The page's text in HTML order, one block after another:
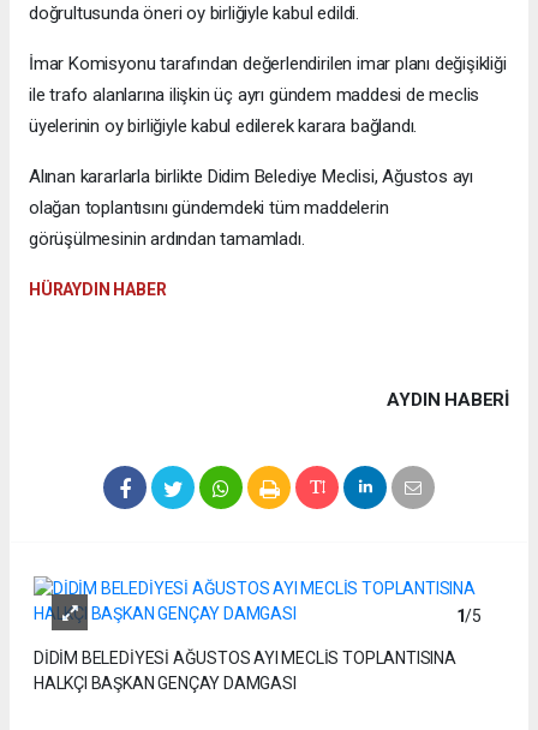
doğrultusunda öneri oy birliğiyle kabul edildi.
İmar Komisyonu tarafından değerlendirilen imar planı değişikliği
ile trafo alanlarına ilişkin üç ayrı gündem maddesi de meclis
üyelerinin oy birliğiyle kabul edilerek karara bağlandı.
Alınan kararlarla birlikte Didim Belediye Meclisi, Ağustos ayı
olağan toplantısını gündemdeki tüm maddelerin
görüşülmesinin ardından tamamladı.
HÜRAYDIN HABER
AYDIN HABERİ
1/5
DİDİM BELEDİYESİ AĞUSTOS AYI MECLİS TOPLANTISINA
HALKÇI BAŞKAN GENÇAY DAMGASI